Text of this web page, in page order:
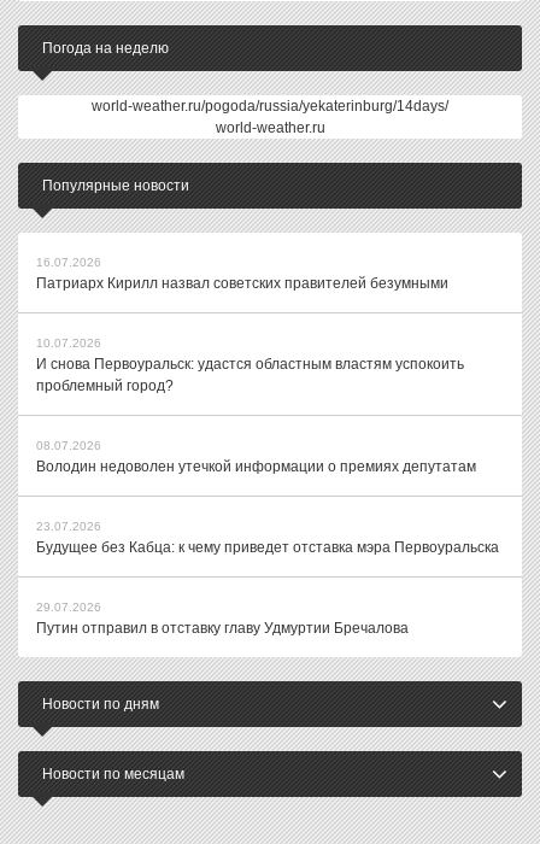
Погода на неделю
world-weather.ru/pogoda/russia/yekaterinburg/14days/
world-weather.ru
Популярные новости
16.07.2026
Патриарх Кирилл назвал советских правителей безумными
10.07.2026
И снова Первоуральск: удастся областным властям успокоить
проблемный город?
08.07.2026
Володин недоволен утечкой информации о премиях депутатам
23.07.2026
Будущее без Кабца: к чему приведет отставка мэра Первоуральска
29.07.2026
Путин отправил в отставку главу Удмуртии Бречалова
Новости по дням
Новости по месяцам